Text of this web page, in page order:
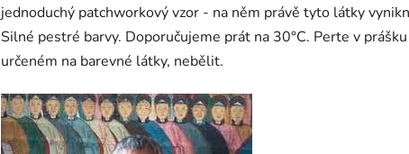
jednoduchý patchworkový vzor - na něm právě tyto látky
Silné pestré barvy. Doporučujeme prát na 30°C. Perte v prášku
určeném na barevné látky, nebělit.